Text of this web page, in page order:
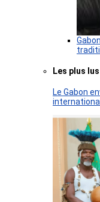
Les plus lus
Le Gabon